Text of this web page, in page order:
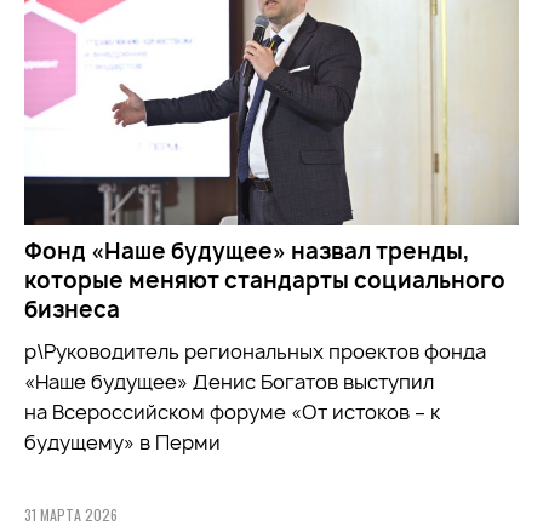
Фонд «Наше будущее» назвал тренды,
которые меняют стандарты социального
бизнеса
р\Руководитель региональных проектов фонда
«Наше будущее» Денис Богатов выступил
на Всероссийском форуме «От истоков – к
будущему» в Перми
31 МАРТА 2026